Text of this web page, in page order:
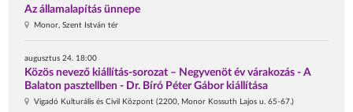
Az államalapítás ünnepe
Monor, Szent István tér
augusztus 24. 18:00
Közös nevező kiállítás-sorozat – Negyvenöt év várakozás - A
Balaton pasztellben - Dr. Bíró Péter Gábor kiállítása
Vigadó Kulturális és Civil Központ (2200, Monor Kossuth Lajos u. 65-67.)